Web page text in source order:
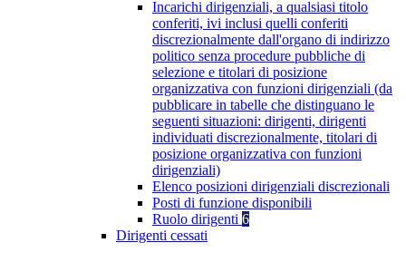
Incarichi dirigenziali, a qualsiasi titolo
conferiti, ivi inclusi quelli conferiti
discrezionalmente dall'organo di indirizzo
politico senza procedure pubbliche di
selezione e titolari di posizione
organizzativa con funzioni dirigenziali (da
pubblicare in tabelle che distinguano le
seguenti situazioni: dirigenti, dirigenti
individuati discrezionalmente, titolari di
posizione organizzativa con funzioni
dirigenziali)
Elenco posizioni dirigenziali discrezionali
Posti di funzione disponibili
Ruolo dirigenti 6
Dirigenti cessati